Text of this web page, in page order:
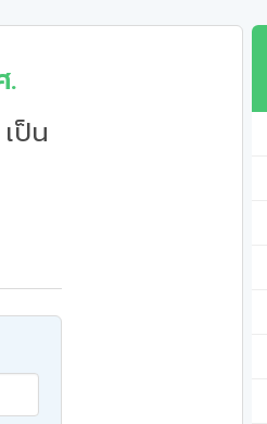
.
ป็น